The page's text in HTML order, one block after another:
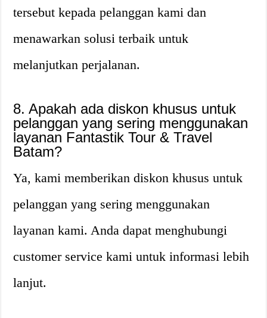
tersebut kepada pelanggan kami dan
menawarkan solusi terbaik untuk
melanjutkan perjalanan.
8. Apakah ada diskon khusus untuk
pelanggan yang sering menggunakan
layanan Fantastik Tour & Travel
Batam?
Ya, kami memberikan diskon khusus untuk
pelanggan yang sering menggunakan
layanan kami. Anda dapat menghubungi
customer service kami untuk informasi lebih
lanjut.